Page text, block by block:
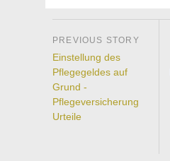
Einstellung des
Pflegegeldes auf
Grund -
Pflegeversicherung
Urteile